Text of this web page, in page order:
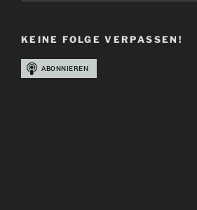
Recap“
KEINE FOLGE VERPASSEN!